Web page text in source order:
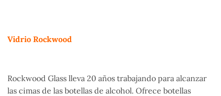
Vidrio Rockwood
Rockwood Glass lleva 20 años trabajando para alcanzar
las cimas de las botellas de alcohol. Ofrece botellas